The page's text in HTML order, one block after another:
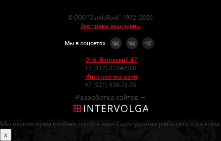
© ООО "CastleRock" 1992- 2026
Все права защищены
Мы в соцсетях
- Спб. Лиговский 47:
+7 (812) 322-65-68
- Интернет-магазин:
+7 (921) 938-78-75
Разработка сайтов —
Мы используем cookies, чтобы вам было удобно работать с сайтом
x